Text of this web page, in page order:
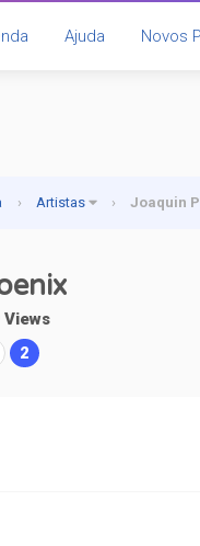
Ajuda Novos
› Artistas › Joaquin
Views
2